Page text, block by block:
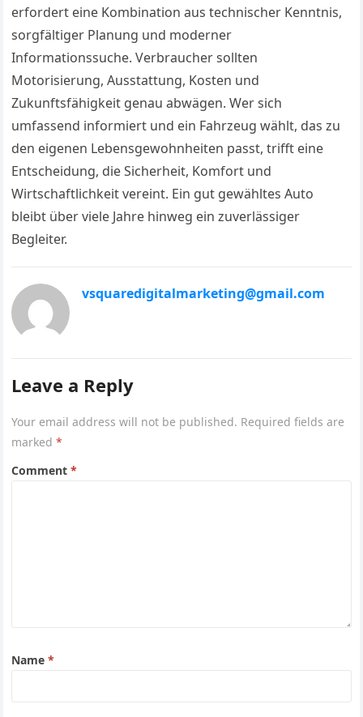
erfordert eine Kombination aus technischer Kenntnis,
sorgfältiger Planung und moderner
Informationssuche. Verbraucher sollten
Motorisierung, Ausstattung, Kosten und
Zukunftsfähigkeit genau abwägen. Wer sich
umfassend informiert und ein Fahrzeug wählt, das zu
den eigenen Lebensgewohnheiten passt, trifft eine
Entscheidung, die Sicherheit, Komfort und
Wirtschaftlichkeit vereint. Ein gut gewähltes Auto
bleibt über viele Jahre hinweg ein zuverlässiger
Begleiter.
vsquaredigitalmarketing@gmail.com
Leave a Reply
Your email address will not be published. Required fields are
marked*
Comment*
Name*